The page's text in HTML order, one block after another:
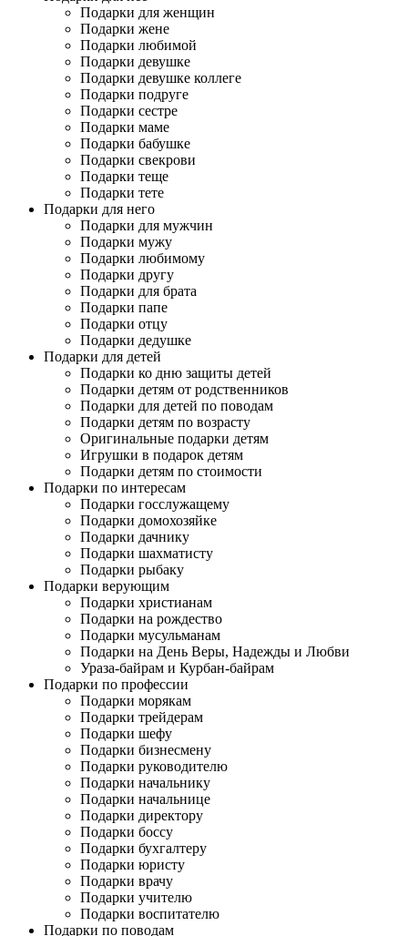
Подарки для женщин
Подарки жене
Подарки любимой
Подарки девушке
Подарки девушке коллеге
Подарки подруге
Подарки сестре
Подарки маме
Подарки бабушке
Подарки свекрови
Подарки теще
Подарки тете
Подарки для него
Подарки для мужчин
Подарки мужу
Подарки любимому
Подарки другу
Подарки для брата
Подарки папе
Подарки отцу
Подарки дедушке
Подарки для детей
Подарки ко дню защиты детей
Подарки детям от родственников
Подарки для детей по поводам
Подарки детям по возрасту
Оригинальные подарки детям
Игрушки в подарок детям
Подарки детям по стоимости
Подарки по интересам
Подарки госслужащему
Подарки домохозяйке
Подарки дачнику
Подарки шахматисту
Подарки рыбаку
Подарки верующим
Подарки христианам
Подарки на рождество
Подарки мусульманам
Подарки на День Веры, Надежды и Любви
Ураза-байрам и Курбан-байрам
Подарки по профессии
Подарки морякам
Подарки трейдерам
Подарки шефу
Подарки бизнесмену
Подарки руководителю
Подарки начальнику
Подарки начальнице
Подарки директору
Подарки боссу
Подарки бухгалтеру
Подарки юристу
Подарки врачу
Подарки учителю
Подарки воспитателю
Подарки по поводам